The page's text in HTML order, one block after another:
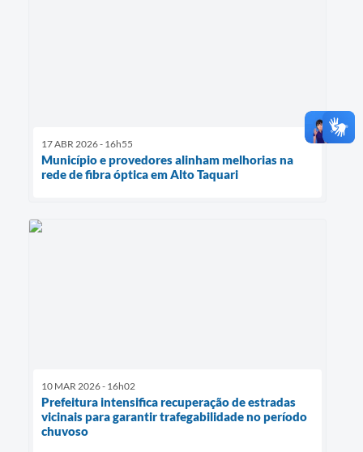
17 ABR 2026 - 16h55
Município e provedores alinham melhorias na
rede de fibra óptica em Alto Taquari
10 MAR 2026 - 16h02
Prefeitura intensifica recuperação de estradas
vicinais para garantir trafegabilidade no período
chuvoso